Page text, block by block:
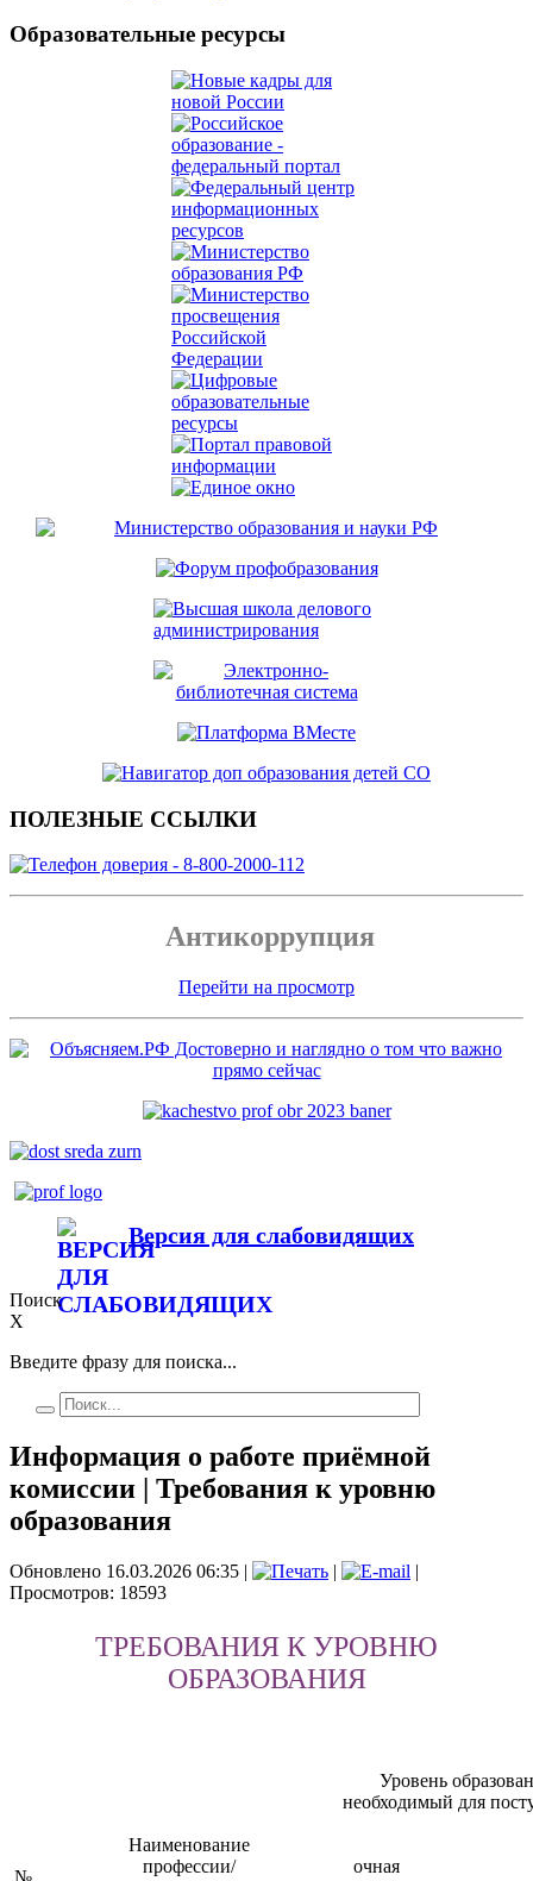
Образовательные ресурсы
ПОЛЕЗНЫЕ ССЫЛКИ
Антикоррупция
Перейти на просмотр
Версия для слабовидящих
Поиск
X
Введите фразу для поиска...
Информация о работе приёмной
комиссии | Требования к уровню
образования
Обновлено 16.03.2026 06:35 | |
|
Просмотров: 18593
ТРЕБОВАНИЯ К УРОВНЮ
ОБРАЗОВАНИЯ
№
Наименование
профессии/
Уровень
необходимый для
очная